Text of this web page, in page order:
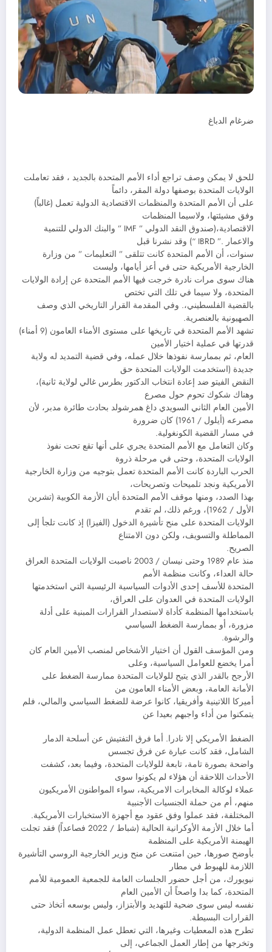
ضرغام الدباغ
للحق لا يمكن وصف تراجع أداء الأمم المتحدة بالجديد ، فقد تعاملت
الولايات المتحدة بوصفها دولة المقر، دائماً
على أن الأمم المتحدة والمنظمات الاقتصادية الدولية تعمل (غالباً)
وفق مشيئتها، ولاسيما المنظمات
الاقتصادية،(صندوق النقد الدولي ” IMF ” والبنك الدولي للتنمية
والاعمار .” IBRD “) وقد نشرنا قبل
سنوات، أن الأمم المتحدة كانت تتلقى ” التعليمات ” من وزارة
الخارجية الأمريكية حتى في أعز أيامها، وليست
هناك سوى مرات نادرة خرجت فيها الأمم المتحدة عن إرادة الولايات
المتحدة، ولا سيما في تلك التي تختص
بالقضية الفلسطيني،. وفي المقدمة القرار التاريخي الذي وصف
الصهيونية بالعنصرية.
تشهد الأمم المتحدة في تاريخها على مستوى الأمناء العامون (9 أمناء)
قدرتها في عملية اختيار الأمين
العام، ثم بممارسة نفوذها خلال عمله، وفي قضية التمديد له ولاية
جديدة (استخدمت الولايات المتحدة حق
النقض الفيتو ضد إعادة انتخاب الدكتور بطرس غالي لولاية ثانية)،
وهناك شكوك تحوم حول مصرع
الأمين العام الثاني السويدي داغ همرشولد بحادث طائرة مدبر، لأن
مصرعه (أيلول / 1961) كان ضرورة
في مسار القضية الكونغولية.
وكان التعامل مع الأمم المتحدة يجري على أنها تقع تحت نفوذ
الولايات المتحدة، وحتى في مرحلة ذروة
الحرب الباردة كانت الأمم المتحدة تعمل بتوجيه من وزارة الخارجية
الأمريكية ونجد تلميحات وتصريحات،
بهذا الصدد، ومنها موقف الأمم المتحدة أبان الأزمة الكوبية (تشرين
الأول / 1962)، ورغم ذلك، لم تقدم
الولايات المتحدة على منح تأشيرة الدخول (الفيزا) إذ كانت تلجأ إلى
المماطلة والتسويف، ولكن دون الامتناع
الصريح.
منذ عام 1989 وحتى نيسان / 2003 ناصبت الولايات المتحدة العراق
حالة العداء، وكانت منظمة الأمم
المتحدة للأسف إحدى الأدوات السياسية الرئيسية التي استخدمتها
الولايات المتحدة في العدوان على العراق،
باستخدامها المنظمة كأداة لاستصدار القرارات المبنية على أدلة
مزورة، أو بممارسة الضغط السياسي
والرشوة.
ومن المؤسف القول أن اختيار الأشخاص لمنصب الأمين العام كان
أمرا يخضع للعوامل السياسية، وعلى
الأرجح بالقدر الذي يتيح للولايات المتحدة ممارسة الضغط على
الأمانة العامة، وبعض الأمناء العامون من
أميركا اللاتينية وأفريقيا، كانوا عرضة للضغط السياسي والمالي، فلم
يتمكنوا من أداء واجبهم بعيدا عن
الضغط الأمريكي إلا نادرا. أما فرق التفتيش عن أسلحة الدمار
الشامل، فقد كانت عبارة عن فرق تجسس
واضحة بصورة تامة، تابعة للولايات المتحدة، وفيما بعد، كشفت
الأحداث اللاحقة أن هؤلاء لم يكونوا سوى
عملاء لوكالة المخابرات الامريكية، سواء المواطنون الأمريكيون
منهم، أم من حملة الجنسيات الأجنبية
المختلفة، فقد عملوا وفق عقود مع أجهزة الاستخبارات الأمريكية.
أما خلال الأزمة الأوكرانية الحالية (شباط / 2022 فصاعداً) فقد تجلت
الهيمنة الأمريكية على المنظمة
بأوضح صورها، حين امتنعت عن منح وزير الخارجية الروسي التأشيرة
اللازمة للهبوط في مطار
نيويورك، من أجل حضور الجلسات العامة للجمعية العمومية للأمم
المتحدة، كما بدا واصحاً أن الأمين العام
نفسه ليس سوى ضحية للتهديد والأبتزاز، وليس بوسعه أتخاذ حتى
القرارات البسيطة.
تطرح هذه المعطيات وغيرها، التي تعطل عمل المنظمة الدولية،
وتخرجها من إطار العمل الجماعي، إلى